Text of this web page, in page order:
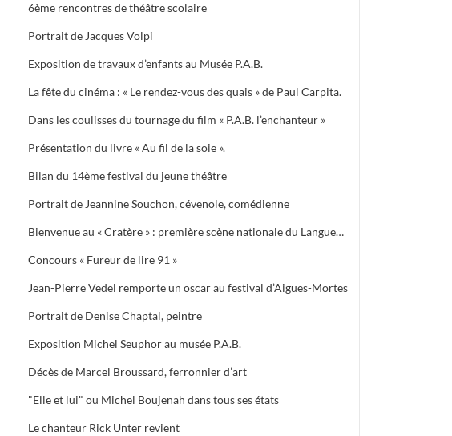
6ème rencontres de théâtre scolaire
Portrait de Jacques Volpi
Exposition de travaux d’enfants au Musée P.A.B.
La fête du cinéma : « Le rendez-vous des quais » de Paul Carpita.
Dans les coulisses du tournage du film « P.A.B. l’enchanteur »
Présentation du livre « Au fil de la soie ».
Bilan du 14ème festival du jeune théâtre
Portrait de Jeannine Souchon, cévenole, comédienne
Bienvenue au « Cratère » : première scène nationale du Languedoc-Roussillon
Concours « Fureur de lire 91 »
Jean-Pierre Vedel remporte un oscar au festival d’Aigues-Mortes
Portrait de Denise Chaptal, peintre
Exposition Michel Seuphor au musée P.A.B.
Décès de Marcel Broussard, ferronnier d’art
"Elle et lui" ou Michel Boujenah dans tous ses états
Le chanteur Rick Unter revient